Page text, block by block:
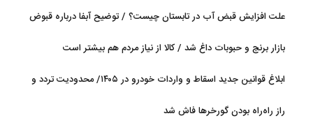
علت افزایش قبض آب در تابستان چیست؟ / توضیح آبفا درباره قبوض
بازار برنج و حبوبات داغ شد / کالا از نیاز مردم هم بیشتر است
ابلاغ قوانین جدید اسقاط و واردات خودرو در ۱۴۰۵/ محدودیت تردد و
راز راه‌راه بودن گورخرها فاش شد